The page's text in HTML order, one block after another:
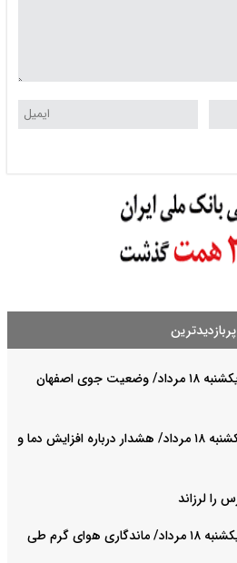
پربازدیدترین
پیش بینی هوای اصفهان فردا یکشنبه ۱۸ مرداد/ وضعیت جوی اصفهان
پیش بینی هوای بوشهر فردا یکشنبه ۱۸ مرداد/ هشدار درباره افزایش دما و
پیش بینی هوای لرستان فردا یکشنبه ۱۸ مرداد/ ماندگاری هوای گرم طی